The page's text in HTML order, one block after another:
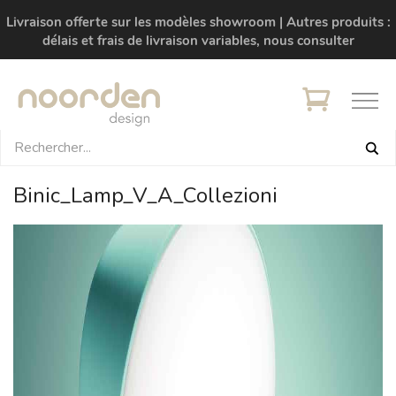
Livraison offerte sur les modèles showroom | Autres produits :
délais et frais de livraison variables, nous consulter
Binic_Lamp_V_A_Collezioni